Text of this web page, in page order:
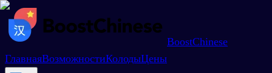
BoostChinese
ГлавнаяВозможностиКолодыЦены